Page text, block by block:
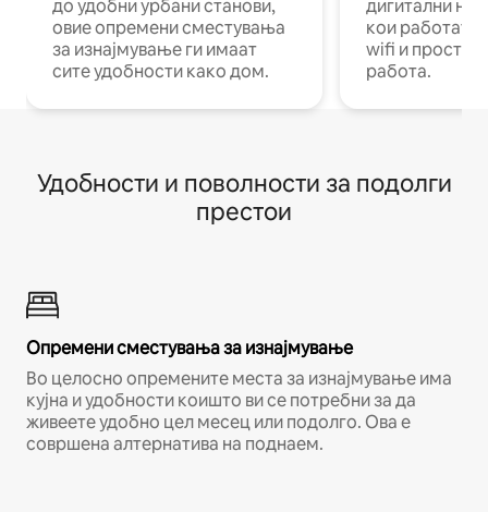
до удобни урбани станови,
овие опремени сместувања
за изнајмување ги имаат
сите удобности како дом.
дигитални
кои работат
wifi и
работа.
Удобности и поволности за подолги
престои
Опремени сместувања за изнајмување
Во целосно опремените места за изнајмување има
кујна и удобности коишто ви се потребни за да
живеете удобно цел месец или подолго. Ова е
совршена алтернатива на поднаем.